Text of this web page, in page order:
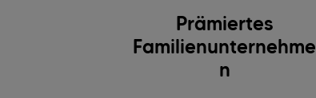
Prämiertes
Familienunternehme
n